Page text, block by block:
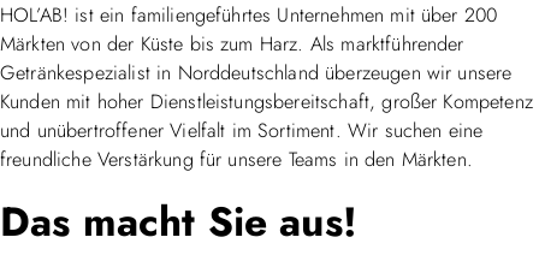
HOL’AB! ist ein familiengeführtes Unternehmen mit über 200
Märkten von der Küste bis zum Harz. Als marktführender
Getränkespezialist in Norddeutschland überzeugen wir unsere
Kunden mit hoher Dienstleistungsbereitschaft, großer Kompetenz
und unübertroffener Vielfalt im Sortiment. Wir suchen eine
freundliche Verstärkung für unsere Teams in den Märkten.
Das macht Sie aus!